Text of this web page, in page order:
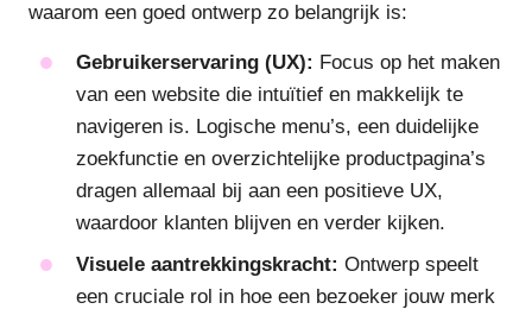
waarom een goed ontwerp zo belangrijk is:
Gebruikerservaring (UX): Focus op het maken
van een website die intuïtief en makkelijk te
navigeren is. Logische menu’s, een duidelijke
zoekfunctie en overzichtelijke productpagina’s
dragen allemaal bij aan een positieve UX,
waardoor klanten blijven en verder kijken.
Visuele aantrekkingskracht: Ontwerp speelt
een cruciale rol in hoe een bezoeker jouw merk